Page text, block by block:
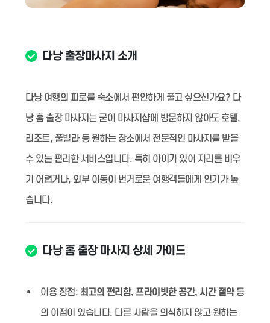
다낭 출장마사지 소개
다낭 여행의 피로를 숙소에서 편안하게 풀고 싶으신가요? 다
낭 홈 출장 마사지는 굳이 마사지샵에 방문하지 않아도 호텔,
리조트, 풀빌라 등 원하는 장소에서 전문적인 마사지를 받을
수 있는 편리한 서비스입니다. 특히 아이가 있어 자리를 비우
기 어렵거나, 외부 이동이 번거로운 여행객들에게 인기가 높
습니다.
다낭 홈 출장 마사지 상세 가이드
이용 장점: 최고의 편리함, 프라이빗한 공간, 시간 절약등
의 이점이 있습니다. 다른 사람을 의식하지 않고 원하는